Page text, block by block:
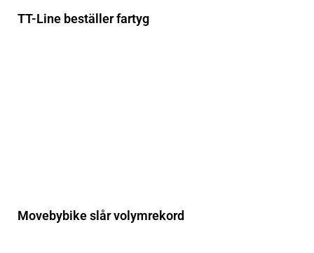
TT-Line beställer fartyg
Movebybike slår volymrekord